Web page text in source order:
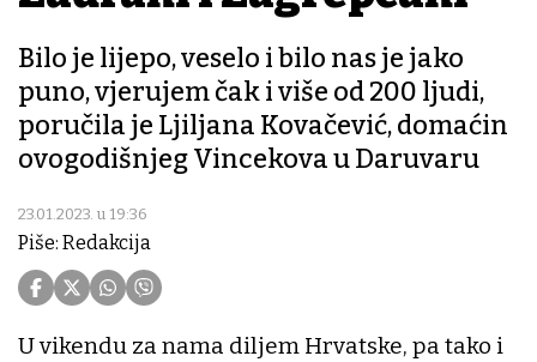
Bilo je lijepo, veselo i bilo nas je jako
puno, vjerujem čak i više od 200 ljudi,
poručila je Ljiljana Kovačević, domaćin
ovogodišnjeg Vincekova u Daruvaru
23.01.2023. u 19:36
Piše: Redakcija
U vikendu za nama diljem Hrvatske, pa tako i